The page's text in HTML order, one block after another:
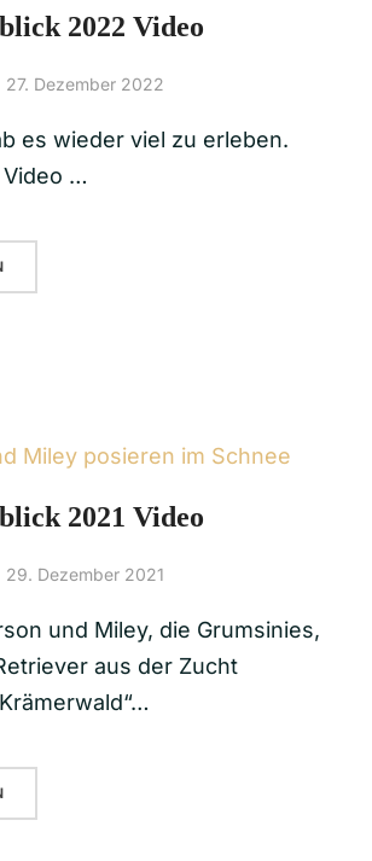
2022 Video
27. Dezember 2022
es wieder viel zu erleben.
…
2021 Video
29. Dezember 2021
und Miley, die Grumsinies,
aus der Zucht